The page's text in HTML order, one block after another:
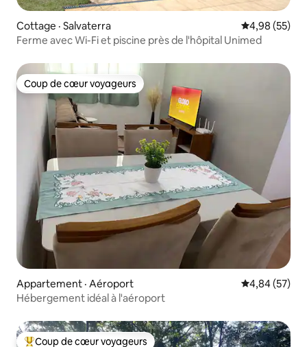
Cottage · Salvaterra Note
4,98 (55)
Ferme avec Wi-Fi et piscine près de l'hôpital Unimed
Coup de cœur voyageurs
Coup de cœur voyageurs
Appartement · Aéroport Note
4,84 (57)
Hébergement idéal à l'aéroport
Coup de cœur voyageurs